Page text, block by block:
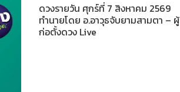
ดวงรายวัน ศุกร์ที่ 7 สิงหาคม 2569
ทำนายโดย อ.อาวุธจับยามสามตา – ผู้
ก่อตั้งดวง Live